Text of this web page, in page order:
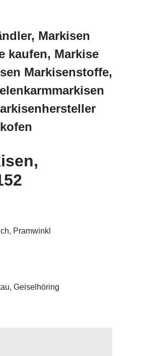
Markisen
kaufen, Markise
Markisenstoffe,
Pramwinkl
Geiselhöring